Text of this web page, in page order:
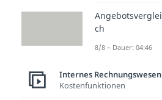
01.07.2018
31.12.2018
Angebotsverglei
ch
8/8 – Dauer: 04:46
Internes Rechnungswesen
Kostenfunktionen